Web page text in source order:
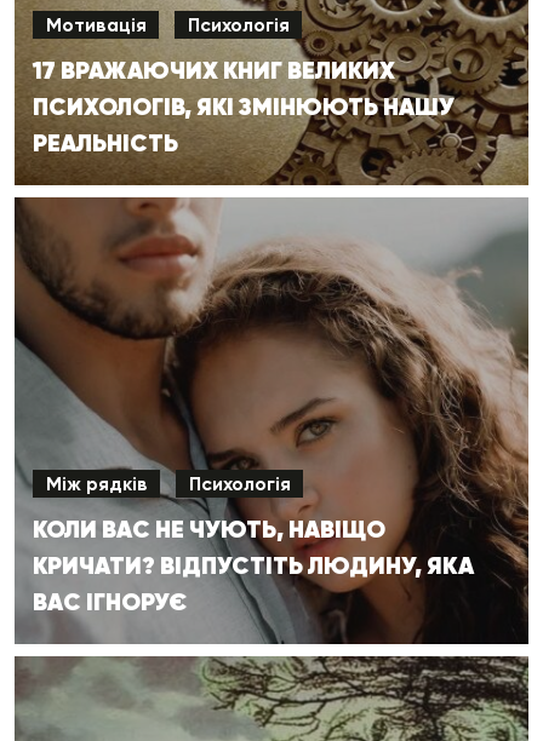
Мотивація Психологія
17 ВРАЖАЮЧИХ КНИГ ВЕЛИКИХ
ПСИХОЛОГІВ, ЯКІ ЗМІНЮЮТЬ НАШУ
РЕАЛЬНІСТЬ
Між рядків Психологія
КОЛИ ВАС НЕ ЧУЮТЬ, НАВІЩО
КРИЧАТИ? ВІДПУСТІТЬ ЛЮДИНУ, ЯКА
ВАС ІГНОРУЄ